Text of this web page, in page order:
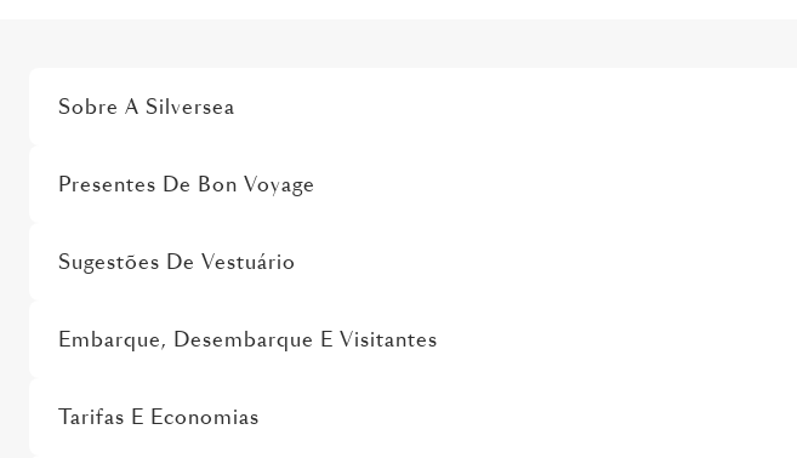
Sobre A Silversea
Presentes De Bon Voyage
Sugestões De Vestuário
Embarque, Desembarque E Visitantes
Tarifas E Economias